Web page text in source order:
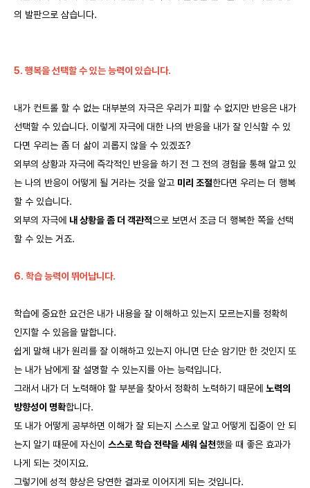
의 발판으로 삼습니다.
5. 행복을 선택할 수 있는 능력이 있습니다.
내가 컨트롤 할 수 없는 대부분의 자극은 우리가 피할 수 없지만 반응은 내가
선택할 수 있습니다. 이렇게 자극에 대한 나의 반응을 내가 잘 인식할 수 있
다면 우리는 좀 더 삶이 괴롭지 않을 수 있겠죠?
외부의 상황과 자극에 즉각적인 반응을 하기 전 그 전의 경험을 통해 알고 있
는 나의 반응이 어떻게 될 거라는 것을 알고 미리 조절한다면 우리는 더 행복
할 수 있습니다.
외부의 자극에 내 상황을 좀 더 객관적으로 보면서 조금 더 행복한 쪽을 선택
할 수 있는 거죠.
6. 학습 능력이 뛰어납니다.
학습에 중요한 요건은 내가 내용을 잘 이해하고 있는지 모르는지를 정확히
인지할 수 있음을 말합니다.
쉽게 말해 내가 원리를 잘 이해하고 있는지 아니면 단순 암기만 한 것인지 또
는 내가 남에게 잘 설명할 수 있는지를 아는 능력입니다.
그래서 내가 더 노력해야 할 부분을 찾아서 정확히 노력하기 때문에 노력의
방향성이 명확합니다.
또 내가 어떻게 공부하면 이해가 잘 되는지 스스로 알고 어떻게 집중이 안 되
는지 알기 때문에 자신이 스스로 학습 전략을 세워 실천했을 때 좋은 효과가
나게 되는 것이지요.
그렇기에 성적 향상은 당연한 결과로 이어지게 되는 것입니다.